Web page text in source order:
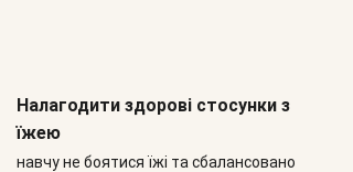
Налагодити здорові стосунки з
їжею
навчу не боятися їжі та сбалансовано